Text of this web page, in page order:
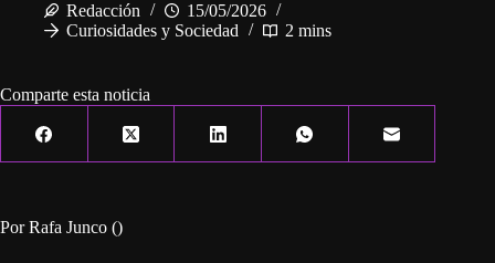
Redacción
15/05/2026
Curiosidades y Sociedad
2 mins
Comparte esta noticia
Por Rafa Junco ()